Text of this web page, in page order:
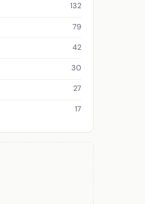
132
79
42
30
27
17